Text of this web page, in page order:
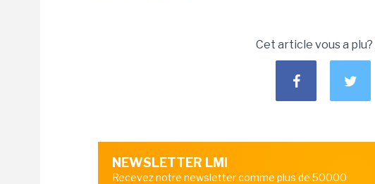
Cet article vous a plu?
NEWSLETTER LMI
Recevez notre newsletter comme plus de 50000